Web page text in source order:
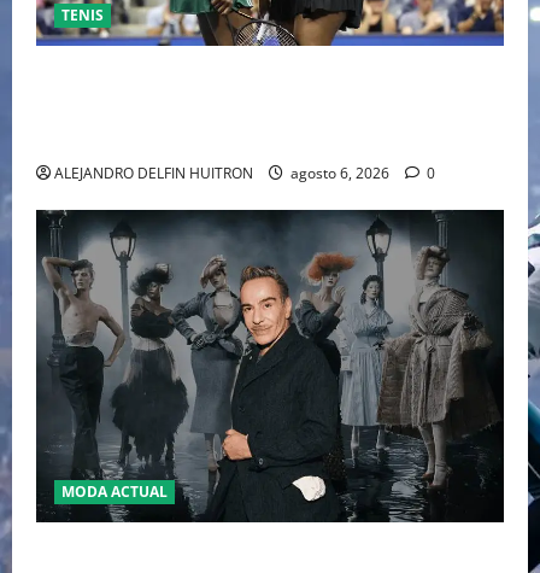
TENIS
ALEJANDRO DELFIN HUITRON agosto 6, 2026 0
MODA ACTUAL